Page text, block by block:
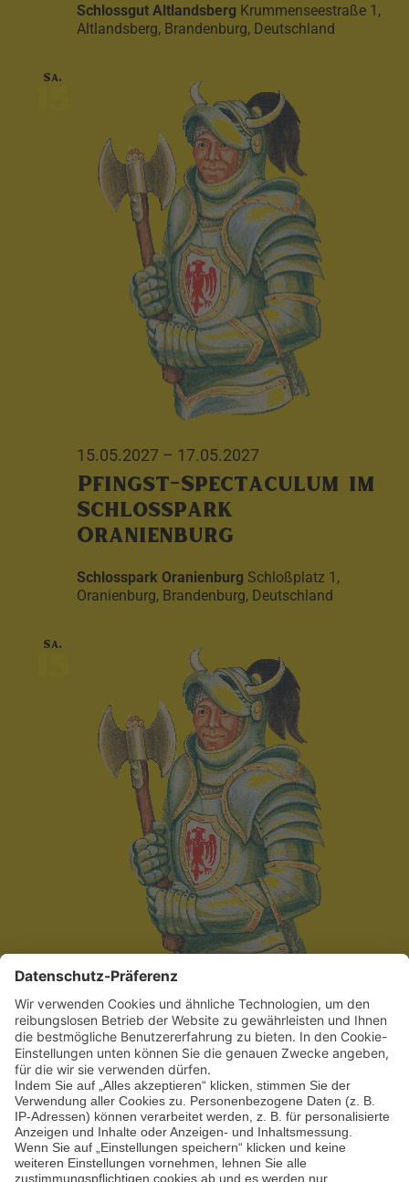
Schlossgut Altlandsberg Krummenseestraße 1,
Altlandsberg, Brandenburg, Deutschland
Sa.
15.05.2027 – 17.05.2027
Pfingst-Spectaculum im
Schlosspark
Oranienburg
Schlosspark Oranienburg Schloßplatz 1,
Oranienburg, Brandenburg, Deutschland
Sa.
15.05.2027–17.05.2027
Ritterfest im
Schlosspark
Oranienburg
Schlosspark Oranienburg Schloßplatz 1,
Oranienburg, Brandenburg, Deutschland